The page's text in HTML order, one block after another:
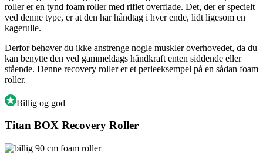
roller er en tynd foam roller med riflet overflade. Det, der er specielt
ved denne type, er at den har håndtag i hver ende, lidt ligesom en
kagerulle.
Derfor behøver du ikke anstrenge nogle muskler overhovedet, da du
kan benytte den ved gammeldags håndkraft enten siddende eller
stående. Denne recovery roller er et perleeksempel på en sådan foam
roller.
Billig og god
Titan BOX Recovery Roller